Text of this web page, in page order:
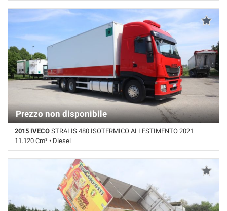
Km non disponibile • Cambio Manuale • Bianco pastello
Prezzo non disponibile
2015 IVECO STRALIS 480 ISOTERMICO ALLESTIMENTO 2021
11.120 Cm³ • Diesel
870.000 Km • Cambio Automatico • Bianco pastello •